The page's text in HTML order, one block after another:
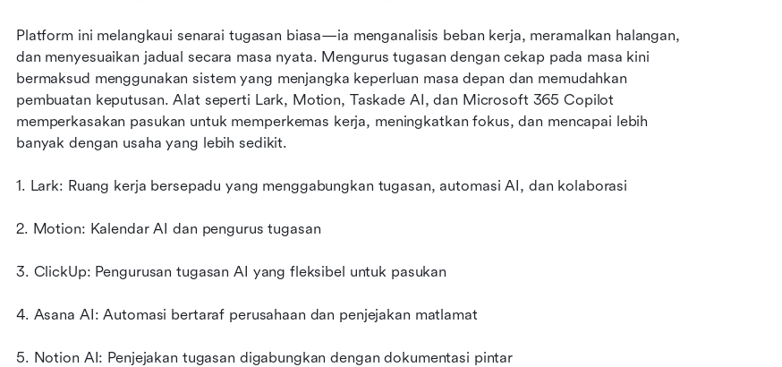
Platform ini melangkaui senarai tugasan biasa—ia menganalisis beban kerja, meramalkan halangan,
dan menyesuaikan jadual secara masa nyata. Mengurus tugasan dengan cekap pada masa kini
bermaksud menggunakan sistem yang menjangka keperluan masa depan dan memudahkan
pembuatan keputusan. Alat seperti Lark, Motion, Taskade AI, dan Microsoft 365 Copilot
memperkasakan pasukan untuk memperkemas kerja, meningkatkan fokus, dan mencapai lebih
banyak dengan usaha yang lebih sedikit.
1. Lark: Ruang kerja bersepadu yang menggabungkan tugasan, automasi AI, dan kolaborasi
2. Motion: Kalendar AI dan pengurus tugasan
3. ClickUp: Pengurusan tugasan AI yang fleksibel untuk pasukan
4. Asana AI: Automasi bertaraf perusahaan dan penjejakan matlamat
5. Notion AI: Penjejakan tugasan digabungkan dengan dokumentasi pintar